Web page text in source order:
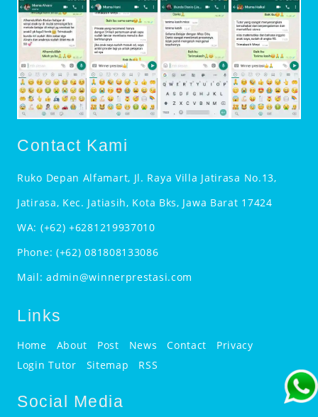
Contact Kami
Ruko Depan Alfamart, Jl. Raya Villa Jatirasa No.13,
Jatirasa, Kec. Jatiasih, Kota Bks, Jawa Barat 17424
WA: (+62) +6281219937010
Phone: (+62) 081808133086
Mail:admin@winnerprestasi.com
Links
Home About Post News Contact
Privacy
Login Tutor
Sitemap RSS
Social Media